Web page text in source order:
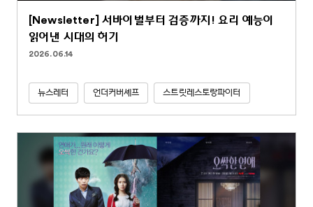
[Newsletter] 서바이벌부터 검증까지! 요리 예능이
읽어낸 시대의 허기
2026.06.14
뉴스레터 언더커버셰프 스트릿레스토랑파이터